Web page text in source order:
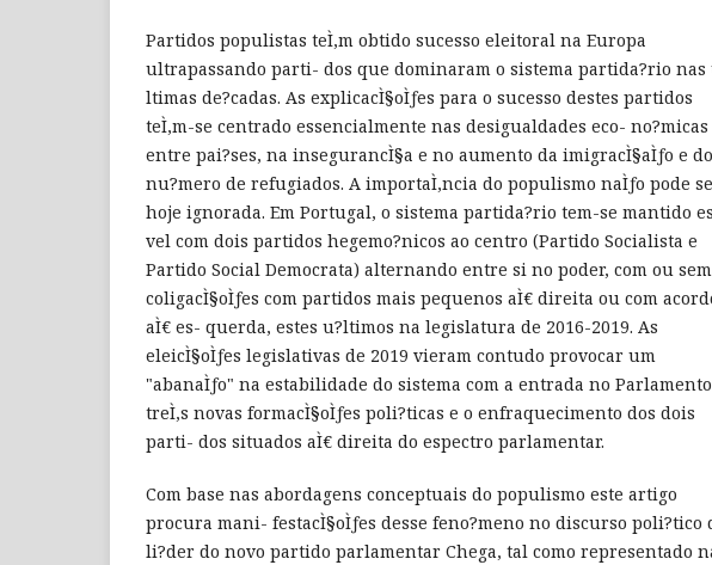
Partidos populistas teÌ‚m obtido sucesso eleitoral na Europa
ultrapassando parti- dos que dominaram o sistema partida?rio nas
ltimas de?cadas. As explicacÌ§oÌƒes para o sucesso destes partidos
teÌ‚m-se centrado essencialmente nas desigualdades eco- no?micas
entre pai?ses, na insegurancÌ§a e no aumento da imigracÌ§aÌƒo e do
nu?mero de refugiados. A importaÌ‚ncia do populismo naÌƒo pode
hoje ignorada. Em Portugal, o sistema partida?rio tem-se mantido
vel com dois partidos hegemo?nicos ao centro (Partido Socialista e
Partido Social Democrata) alternando entre si no poder, com ou sem
coligacÌ§oÌƒes com partidos mais pequenos aÌ€ direita ou com
aÌ€ es- querda, estes u?ltimos na legislatura de 2016-2019. As
eleicÌ§oÌƒes legislativas de 2019 vieram contudo provocar um
"abanaÌƒo" na estabilidade do sistema com a entrada no
treÌ‚s novas formacÌ§oÌƒes poli?ticas e o enfraquecimento dos dois
parti- dos situados aÌ€ direita do espectro parlamentar.
Com base nas abordagens conceptuais do populismo este artigo
procura mani- festacÌ§oÌƒes desse feno?meno no discurso poli?tico
li?der do novo partido parlamentar Chega, tal como representado